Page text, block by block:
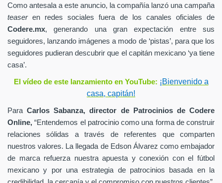
Como antesala a este anuncio, la compañía lanzó una campaña
teaseren redes sociales fuera de los canales oficiales de
Codere.mx,
generando una gran expectación entre sus
seguidores, lanzando imágenes a modo de ‘pistas’, para que los
seguidores pudieran descubrir que el capitán mexicano ‘ya tiene
casa’.
El vídeo de este lanzamiento en YouTube: ¡Bienvenido a
casa, capitán!
ParaCarlos Sabanza, director de Patrocinios de Codere
Online, “Entendemos el patrocinio como una forma de construir
relaciones sólidas a través de referentes que comparten
nuestros valores. La llegada de Edson Álvarez como embajador
de marca refuerza nuestra apuesta y conexión con el fútbol
mexicano y por una estrategia de patrocinios basada en la